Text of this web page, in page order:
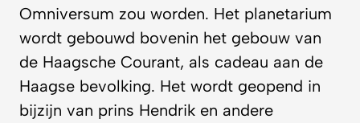
Omniversum zou worden. Het planetarium
wordt gebouwd bovenin het gebouw van
de Haagsche Courant, als cadeau aan de
Haagse bevolking. Het wordt geopend in
bijzijn van prins Hendrik en andere